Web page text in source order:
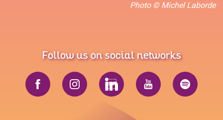
Photo © Michel Laborde
Follow us on social networks